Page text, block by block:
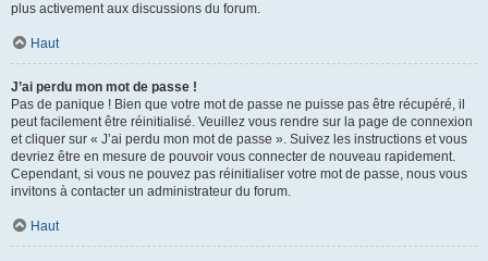
plus activement aux discussions du forum.
Haut
J’ai perdu mon mot de passe !
Pas de panique ! Bien que votre mot de passe ne puisse pas être récupéré, il
peut facilement être réinitialisé. Veuillez vous rendre sur la page de connexion
et cliquer sur « J’ai perdu mon mot de passe ». Suivez les instructions et vous
devriez être en mesure de pouvoir vous connecter de nouveau rapidement.
Cependant, si vous ne pouvez pas réinitialiser votre mot de passe, nous vous
invitons à contacter un administrateur du forum.
Haut